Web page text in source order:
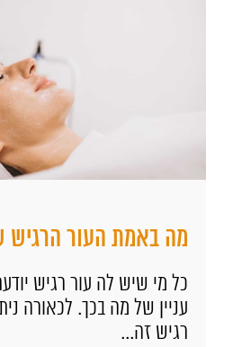
מה באמת העור הרגיש
כל מי שיש לה עור רגיש
עניין של מה בכך. לכאורה
רגיש זה...